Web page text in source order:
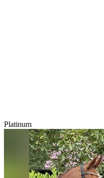
Platinum